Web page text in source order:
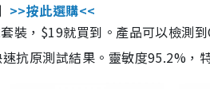
>>按此選購<<
裝，$19就買到。產品可以檢測
抗原測試結果。靈敏度95.2%，